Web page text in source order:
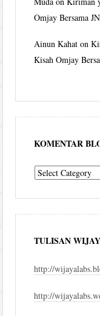
Omjay Bersama
Ainun Kahat on
Kisah Omjay
KOMENTAR
komentar
TULISAN
http://
http://